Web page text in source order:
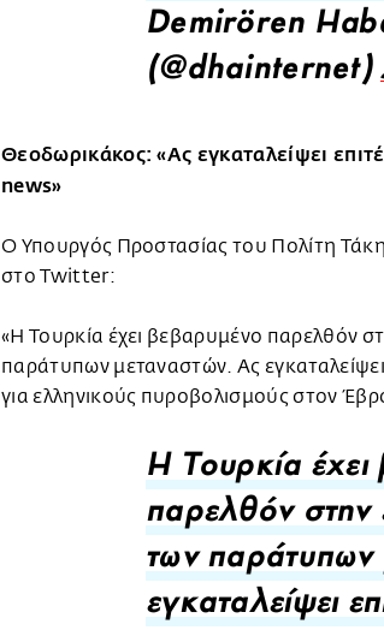
Demirören
(@dhainternet)
Θεοδωρικάκος: «Ας εγκαταλείψει
news»
Ο Υπουργός Προστασίας του Πολίτη
στο Twitter:
«Η Τουρκία έχει βεβαρυμένο παρελθόν
παράτυπων μεταναστών. Ας
για ελληνικούς πυροβολισμούς στον
Η Τουρκία έχει
παρελθόν στην
των παράτυπων
εγκαταλείψει